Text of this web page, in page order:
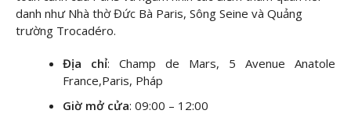
danh như Nhà thờ Đức Bà Paris, Sông Seine và Quảng
trường Trocadéro.
Địa chỉ: Champ de Mars, 5 Avenue Anatole
France,Paris, Pháp
Giờ mở cửa: 09:00 – 12:00